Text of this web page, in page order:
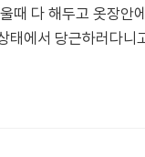
때 다 해두고 옷장안
태에서 당근하러다니